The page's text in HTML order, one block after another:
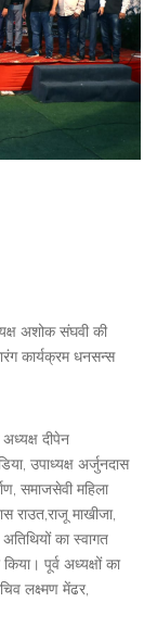
अशोक संघवी की
कार्यक्रम धनसन्स
दीपेन
उपाध्यक्ष अर्जुनदास
समाजसेवी महिला
राउत,राजू माखीजा,
का स्वागत
पूर्व अध्यक्षों का
लक्ष्मण मेंढर,